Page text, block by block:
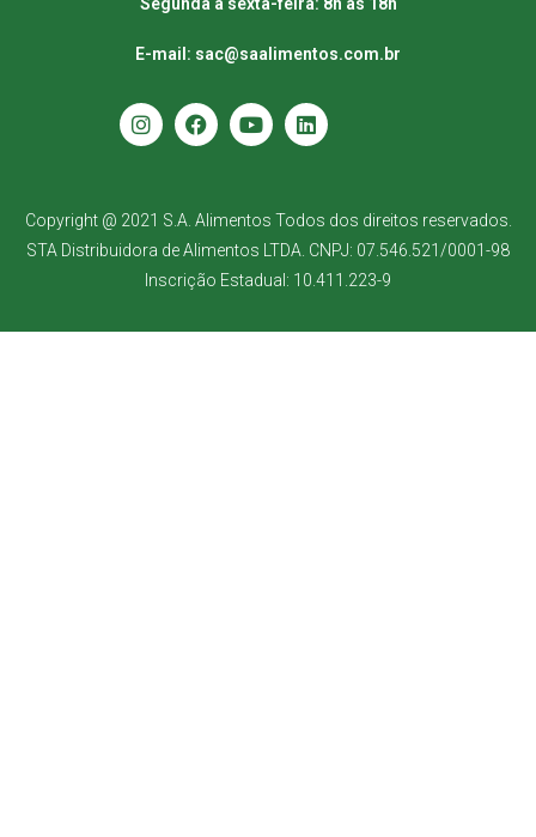
E-mail: sac@saalimentos.com.br
Copyright @ 2021 S.A. Alimentos Todos dos direitos reservados.
STA Distribuidora de Alimentos LTDA. CNPJ: 07.546.521/0001-98
Inscrição Estadual: 10.411.223-9